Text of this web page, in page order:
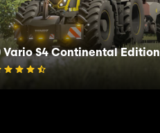
Vario S4 Continental Edition